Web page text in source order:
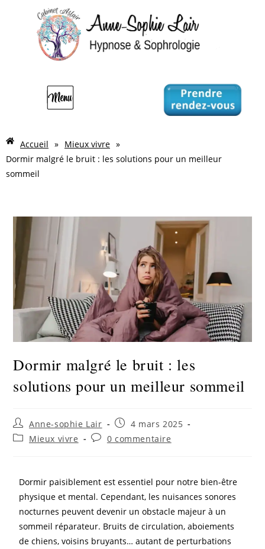
Accueil » Mieux vivre »
Dormir malgré le bruit : les solutions pour un meilleur
sommeil
Dormir malgré le bruit : les
solutions pour un meilleur sommeil
Anne-sophie Lair
4 mars 2025
Mieux vivre
0 commentaire
Dormir paisiblement est essentiel pour notre bien-être
physique et mental. Cependant, les nuisances sonores
nocturnes peuvent devenir un obstacle majeur à un
sommeil réparateur. Bruits de circulation, aboiements
de chiens, voisins bruyants… autant de perturbations